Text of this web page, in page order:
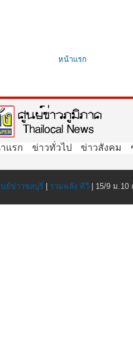
หน้าแรก
แรก ข่าวทั่วไป ข่าวสังคม
ย์ข่าวชลบุรี | รวมพลัง ทีวี | 15/9 ม.10